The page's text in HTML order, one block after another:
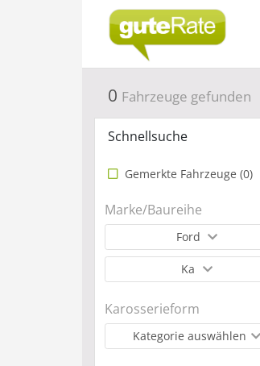
0 Fahrzeuge gefunden
Schnellsuche
Gemerkte Fahrzeuge (0)
Marke/Baureihe
Ford
Ka
Karosserieform
Kategorie auswählen